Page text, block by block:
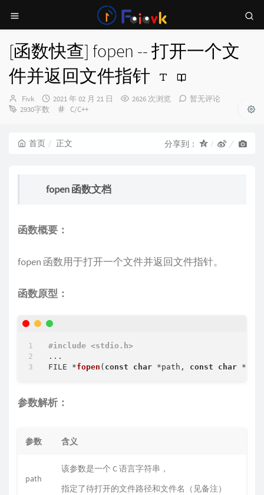
[函数快查] fopen -- 打开一个文
件并返回文件指针
博
主：
Fivk
发
布
2021 年 02 月 21 日 2626 次浏览
暂无评论
2930字数
分
C/C++
首页 正文 分享到：
fopen 函数文档
函数概要：
fopen 函数用于打开一个文件并返回文件指针。
函数原型：
#include <stdio.h>
FILE *fopen ( const char *path, const char
参数解析：
参数 含义
path
该参数是一个 C 语言字符串，
指定了待打开的文件路径和文件名（见备注）